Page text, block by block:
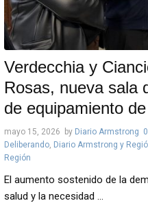
Verdecchia y
Rosas, nueva sala
de equipamiento
mayo 15, 2026 by Diario Armstrong
Deliberando Diario Armstrong y
Región
El aumento sostenido de la
salud y la necesidad ...